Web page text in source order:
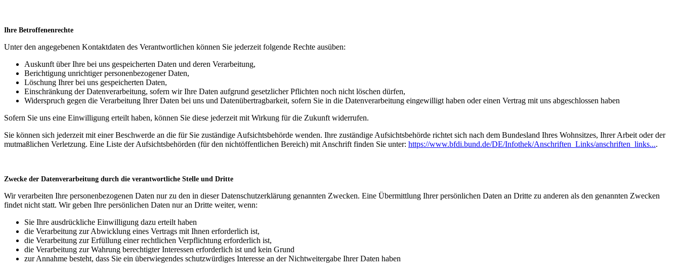
Ihre Betroffenenrechte
Unter den angegebenen Kontaktdaten des Verantwortlichen können Sie jederzeit folgende Rechte ausüben:
Auskunft über Ihre bei uns gespeicherten Daten und deren Verarbeitung,
Berichtigung unrichtiger personenbezogener Daten,
Löschung Ihrer bei uns gespeicherten Daten,
Einschränkung der Datenverarbeitung, sofern wir Ihre Daten aufgrund gesetzlicher Pflichten noch nicht löschen dürfen,
Widerspruch gegen die Verarbeitung Ihrer Daten bei uns und Datenübertragbarkeit, sofern Sie in die Datenverarbeitung eingewilligt haben oder einen Vertrag mit uns abgeschlossen haben
Sofern Sie uns eine Einwilligung erteilt haben, können Sie diese jederzeit mit Wirkung für die Zukunft widerrufen.
Sie können sich jederzeit mit einer Beschwerde an die für Sie zuständige Aufsichtsbehörde wenden. Ihre zuständige Aufsichtsbehörde richtet sich nach dem Bundesland Ihres Wohnsitzes, Ihrer Arbeit oder der
mutmaßlichen Verletzung. Eine Liste der Aufsichtsbehörden (für den nichtöffentlichen Bereich) mit Anschrift finden Sie unter: https://www.bfdi.bund.de/DE/Infothek/Anschriften_Links/anschriften_links....
Zwecke der Datenverarbeitung durch die verantwortliche Stelle und Dritte
Wir verarbeiten Ihre personenbezogenen Daten nur zu den in dieser Datenschutzerklärung genannten Zwecken. Eine Übermittlung Ihrer persönlichen Daten an Dritte zu anderen als den genannten Zwecken
findet nicht statt. Wir geben Ihre persönlichen Daten nur an Dritte weiter, wenn:
Sie Ihre ausdrückliche Einwilligung dazu erteilt haben
die Verarbeitung zur Abwicklung eines Vertrags mit Ihnen erforderlich ist,
die Verarbeitung zur Erfüllung einer rechtlichen Verpflichtung erforderlich ist,
die Verarbeitung zur Wahrung berechtigter Interessen erforderlich ist und kein Grund
zur Annahme besteht, dass Sie ein überwiegendes schutzwürdiges Interesse an der Nichtweitergabe Ihrer Daten haben